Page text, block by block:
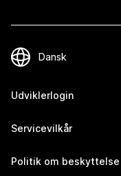
Udviklerlogin
Servicevilkår
Politik om